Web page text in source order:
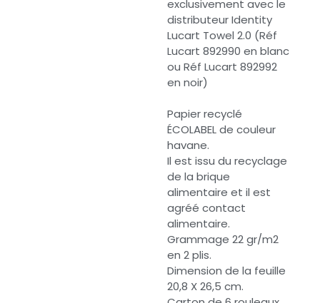
exclusivement avec le
distributeur Identity
Lucart Towel 2.0 (Réf
Lucart 892990 en blanc
ou Réf Lucart 892992
en noir)
Papier recyclé
ÉCOLABEL de couleur
havane.
Il est issu du recyclage
de la brique
alimentaire et il est
agréé contact
alimentaire.
Grammage 22 gr/m2
en 2 plis.
Dimension de la feuille
20,8 X 26,5 cm.